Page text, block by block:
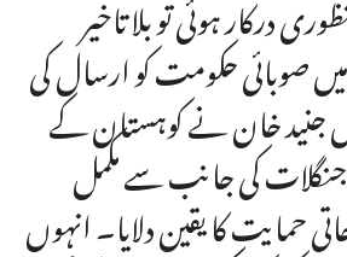
صوبائی حکومت کو ارسال کی
جنید خان نے کوہستان کے
جنگلات کی جانب سے مکمل
حمایت کا یقین دلایا۔ انہوں